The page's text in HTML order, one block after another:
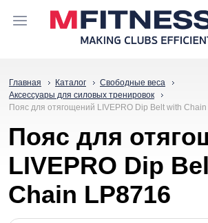
Главная Каталог
Свободные веса
Аксессуары для силовых тренировок
Пояс для отягощений LIVEPRO Dip Belt with
Пояс для
LIVEPRO Dip
Chain LP8716